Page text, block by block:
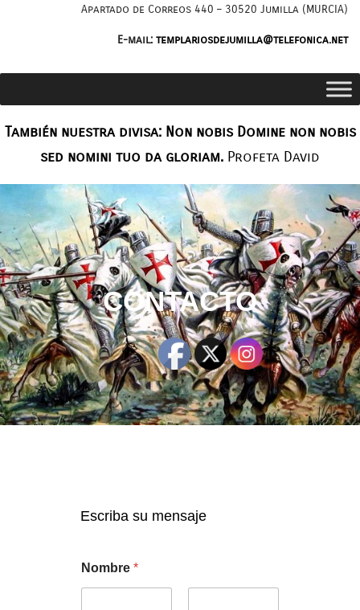
Apartado de Correos 440 – 30520 Jumilla (MURCIA)
E-mail: templariosdejumilla@telefonica.net
También nuestra divisa: Non nobis Domine non nobis
sed nomini tuo da gloriam. Profeta David
CONTACTO
Escriba su mensaje
Nombre *